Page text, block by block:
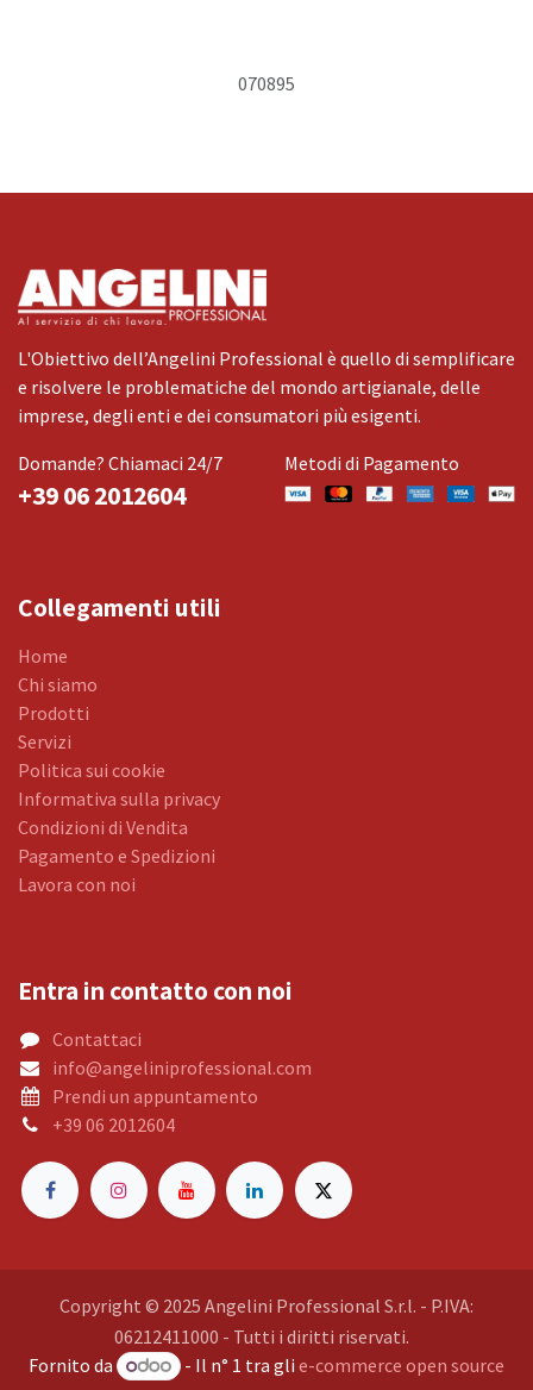
070895
L'Obiettivo dell’Angelini Professional è quello di semplificare
e risolvere le problematiche del mondo artigianale, delle
imprese, degli enti e dei consumatori più esigenti.
Domande? Chiamaci 24/7
+39 06 2012604
Metodi di Pagamento
Collegamenti utili
Home
Chi siamo
Prodotti
Servizi
Politica sui cookie
Informativa sulla privacy
Condizioni di Vendita
Pagamento e Spedizioni
Lavora con noi
Entra in contatto con noi
Contattaci
info@angeliniprofessional.com
Prendi un appuntamento
+39 06 2012604
Copyright © 2025 Angelini Professional S.r.l. - P.IVA:
06212411000 - Tutti i diritti riservati.
Fornito da
- Il n° 1 tra glie-commerce open source